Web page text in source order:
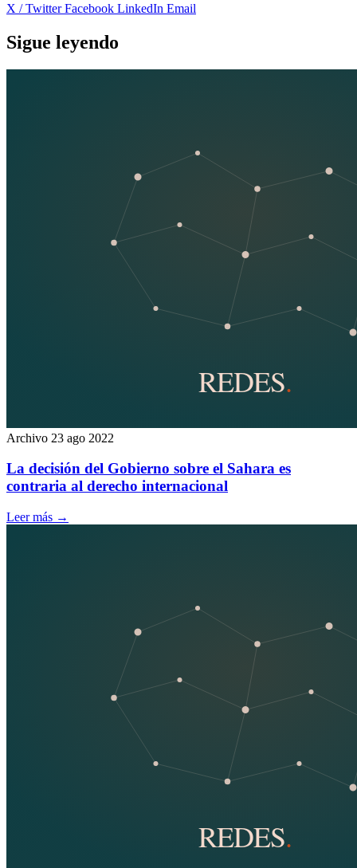
X / TwitterFacebook LinkedIn Email
Sigue leyendo
Archivo 23 ago 2022
La decisión del Gobierno sobre el Sahara es
contraria al derecho internacional
Leer más →